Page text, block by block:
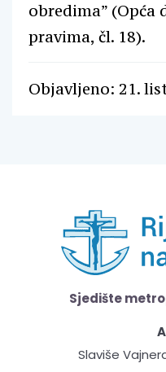
obredima” (Opća
pravima, čl. 18).
Objavljeno: 21.
Sjedište
Slaviše